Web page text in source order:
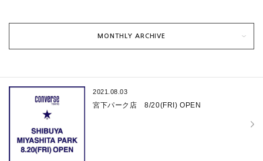
MONTHLY ARCHIVE
2021.08.03
宮下パーク店 8/20(FRI) OPEN